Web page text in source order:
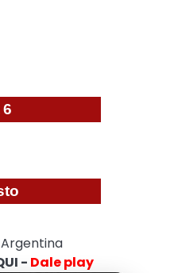
- Dale play